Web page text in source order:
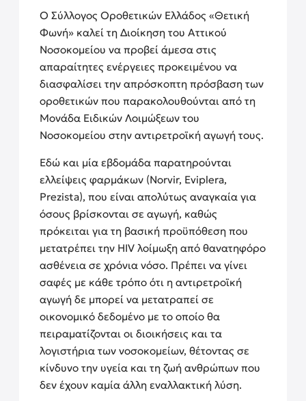
Ο Σύλλογος Οροθετικών Ελλάδος «Θετική
Φωνή» καλεί τη Διοίκηση του Αττικού
Νοσοκομείου να προβεί άμεσα στις
απαραίτητες ενέργειες προκειμένου να
διασφαλίσει την απρόσκοπτη πρόσβαση των
οροθετικών που παρακολουθούνται από τη
Μονάδα Ειδικών Λοιμώξεων του
Νοσοκομείου στην αντιρετροϊκή αγωγή τους.
Εδώ και μία εβδομάδα παρατηρούνται
ελλείψεις φαρμάκων (Norvir, Eviplera,
Prezista), που είναι απολύτως αναγκαία για
όσους βρίσκονται σε αγωγή, καθώς
πρόκειται για τη βασική προϋπόθεση που
μετατρέπει την HIV λοίμωξη από θανατηφόρο
ασθένεια σε χρόνια νόσο. Πρέπει να γίνει
σαφές με κάθε τρόπο ότι η αντιρετροϊκή
αγωγή δε μπορεί να μετατραπεί σε
οικονομικό δεδομένο με το οποίο θα
πειραματίζονται οι διοικήσεις και τα
λογιστήρια των νοσοκομείων, θέτοντας σε
κίνδυνο την υγεία και τη ζωή ανθρώπων που
δεν έχουν καμία άλλη εναλλακτική λύση.